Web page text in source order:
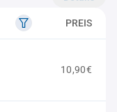
PREIS
10,90€